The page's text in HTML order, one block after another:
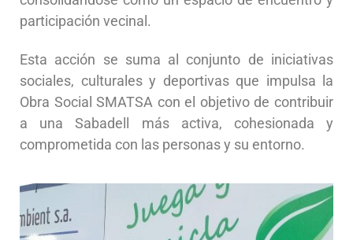
participación vecinal.
Esta acción se suma al conjunto de iniciativas
sociales, culturales y deportivas que impulsa la
Obra Social SMATSA con el objetivo de contribuir
a una Sabadell más activa, cohesionada y
comprometida con las personas y su entorno.